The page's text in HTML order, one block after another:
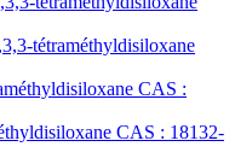
tétraméthyldisiloxane
CAS :
CAS : 18132-